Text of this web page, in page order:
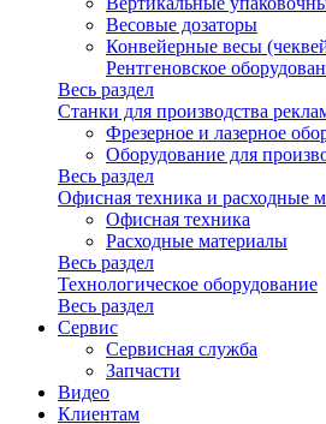
Весовые дозаторы
Конвейерные весы
Рентгеновское
Весь раздел
Станки для производства
Фрезерное и лазерное
Оборудование для
Весь раздел
Офисная техника и расходные
Офисная техника
Расходные материалы
Весь раздел
Технологическое оборудование
Весь раздел
Сервис
Сервисная служба
Запчасти
Видео
Клиентам